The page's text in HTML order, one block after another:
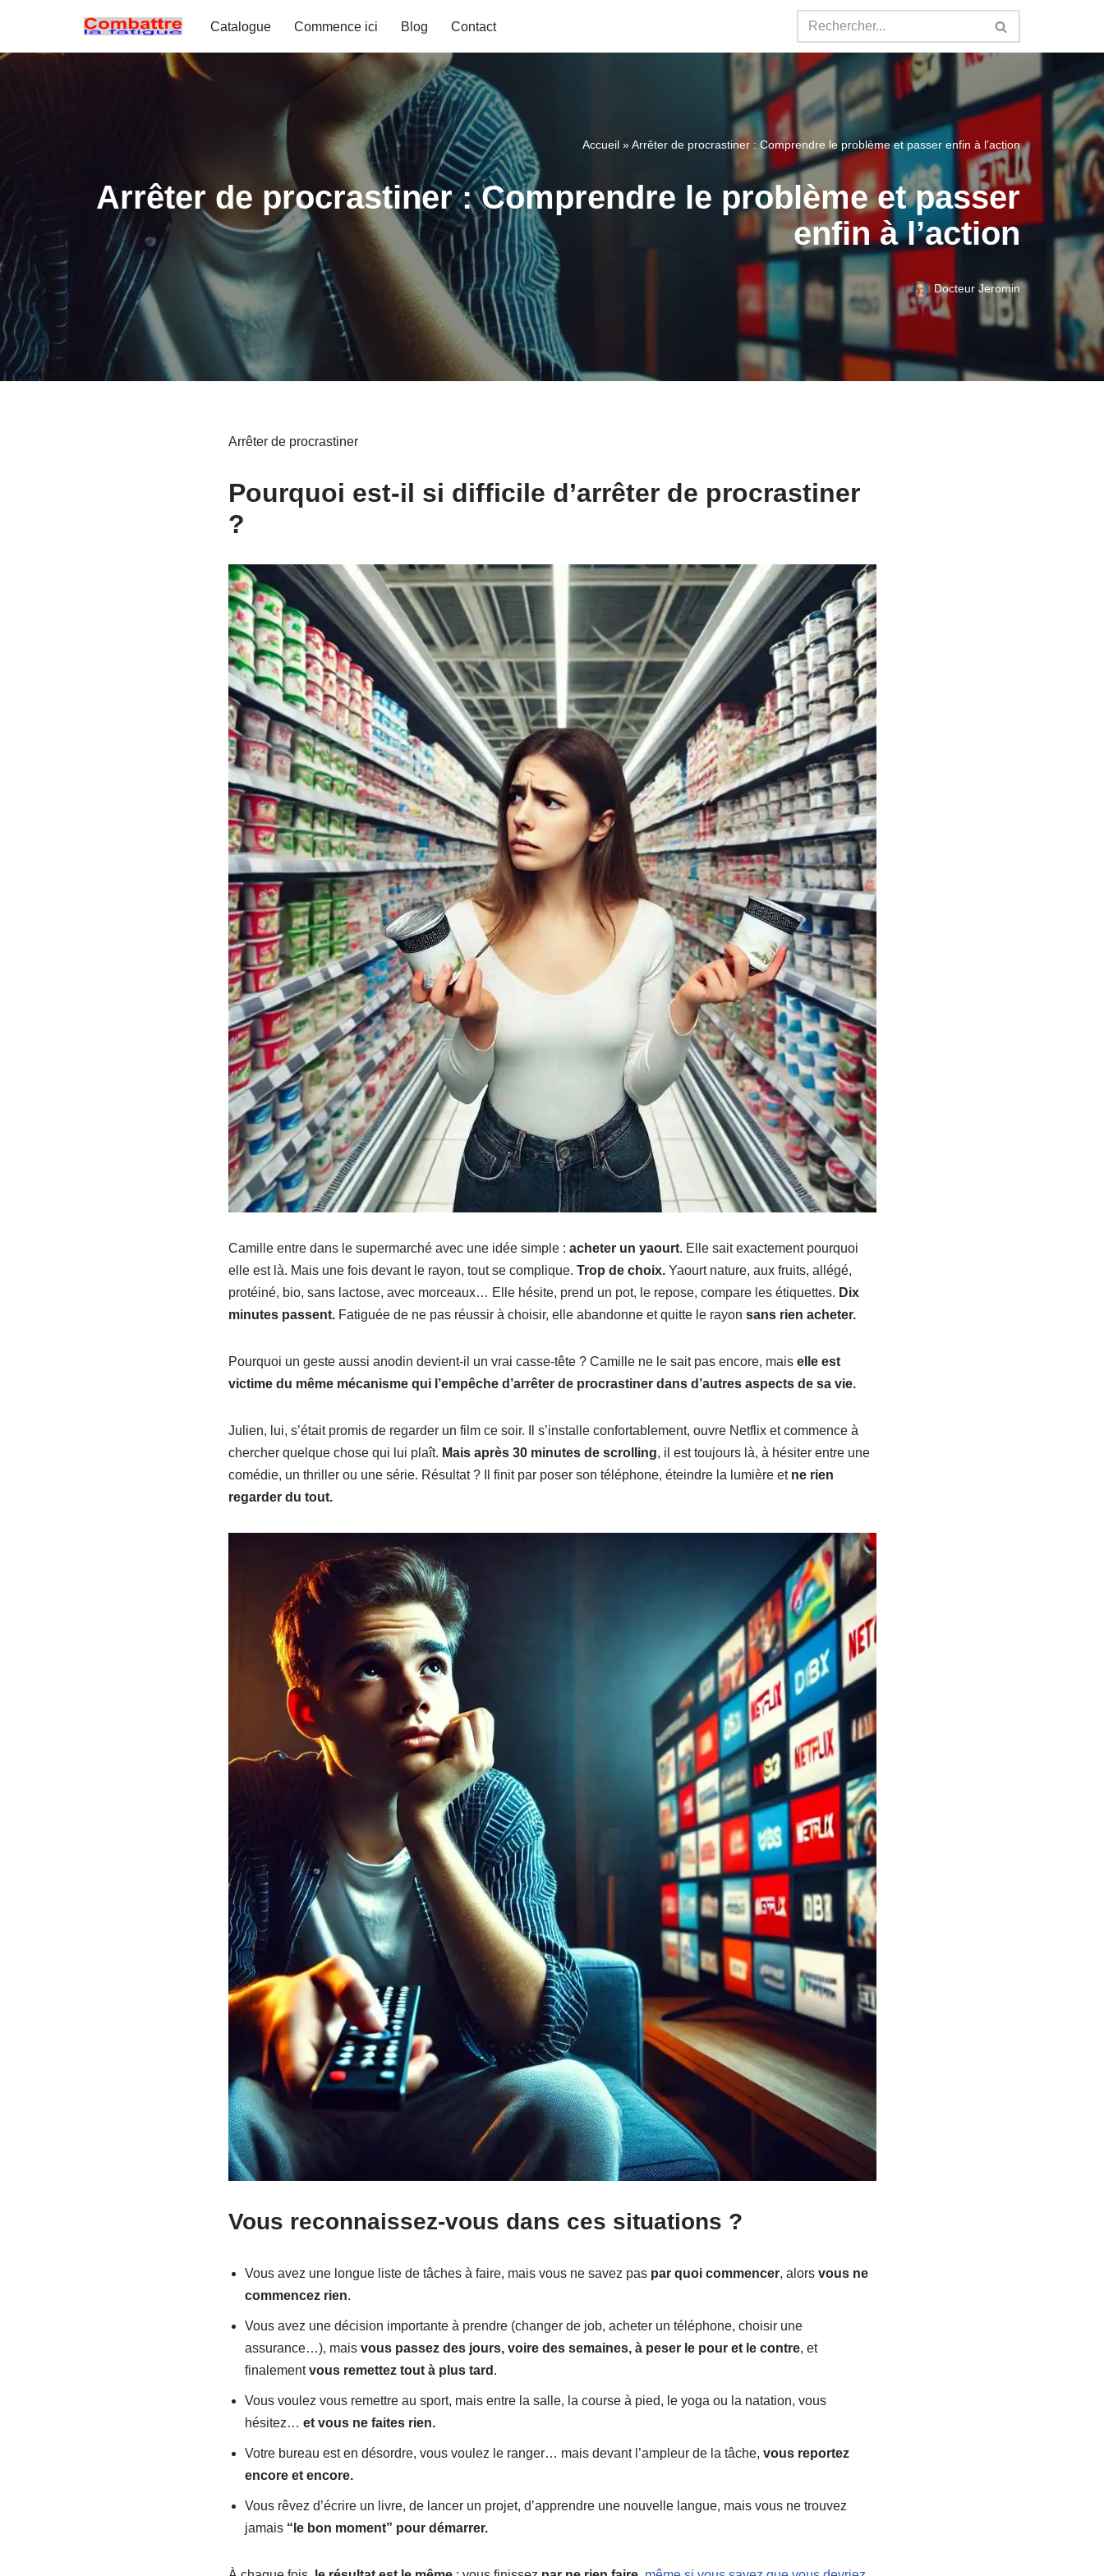
Catalogue Commence ici Blog Contact
Accueil »Arrêter de procrastiner : Comprendre le problème et passer enfin à l’action
Arrêter de procrastiner : Comprendre le problème et passer
enfin à l’action
Docteur Jeromin
Arrêter de procrastiner
Pourquoi est-il si difficile d’arrêter de procrastiner
?
Camille entre dans le supermarché avec une idée simple : acheter un yaourt. Elle sait exactement pourquoi
elle est là. Mais une fois devant le rayon, tout se complique. Trop de choix.Yaourt nature, aux fruits, allégé,
protéiné, bio, sans lactose, avec morceaux… Elle hésite, prend un pot, le repose, compare les étiquettes. Dix
minutes passent.Fatiguée de ne pas réussir à choisir, elle abandonne et quitte le rayon sans rien acheter.
Pourquoi un geste aussi anodin devient-il un vrai casse-tête ? Camille ne le sait pas encore, mais elle est
victime du même mécanisme qui l’empêche d’arrêter de procrastiner dans d’autres aspects de sa vie.
Julien, lui, s’était promis de regarder un film ce soir. Il s’installe confortablement, ouvre Netflix et commence à
chercher quelque chose qui lui plaît. Mais après 30 minutes de scrolling, il est toujours là, à hésiter entre une
comédie, un thriller ou une série. Résultat ? Il finit par poser son téléphone, éteindre la lumière et ne rien
regarder du tout.
Vous reconnaissez-vous dans ces situations ?
Vous avez une longue liste de tâches à faire, mais vous ne savez pas par quoi commencer, alors vous ne
commencez rien.
Vous avez une décision importante à prendre (changer de job, acheter un téléphone, choisir une
assurance…), mais vous passez des jours, voire des semaines, à peser le pour et le contre, et
finalementvous remettez tout à plus tard .
Vous voulez vous remettre au sport, mais entre la salle, la course à pied, le yoga ou la natation, vous
hésitez… et vous ne faites rien.
Votre bureau est en désordre, vous voulez le ranger… mais devant l’ampleur de la tâche, vous reportez
encore et encore.
Vous rêvez d’écrire un livre, de lancer un projet, d’apprendre une nouvelle langue, mais vous ne trouvez
jamais “le bon moment” pour démarrer.